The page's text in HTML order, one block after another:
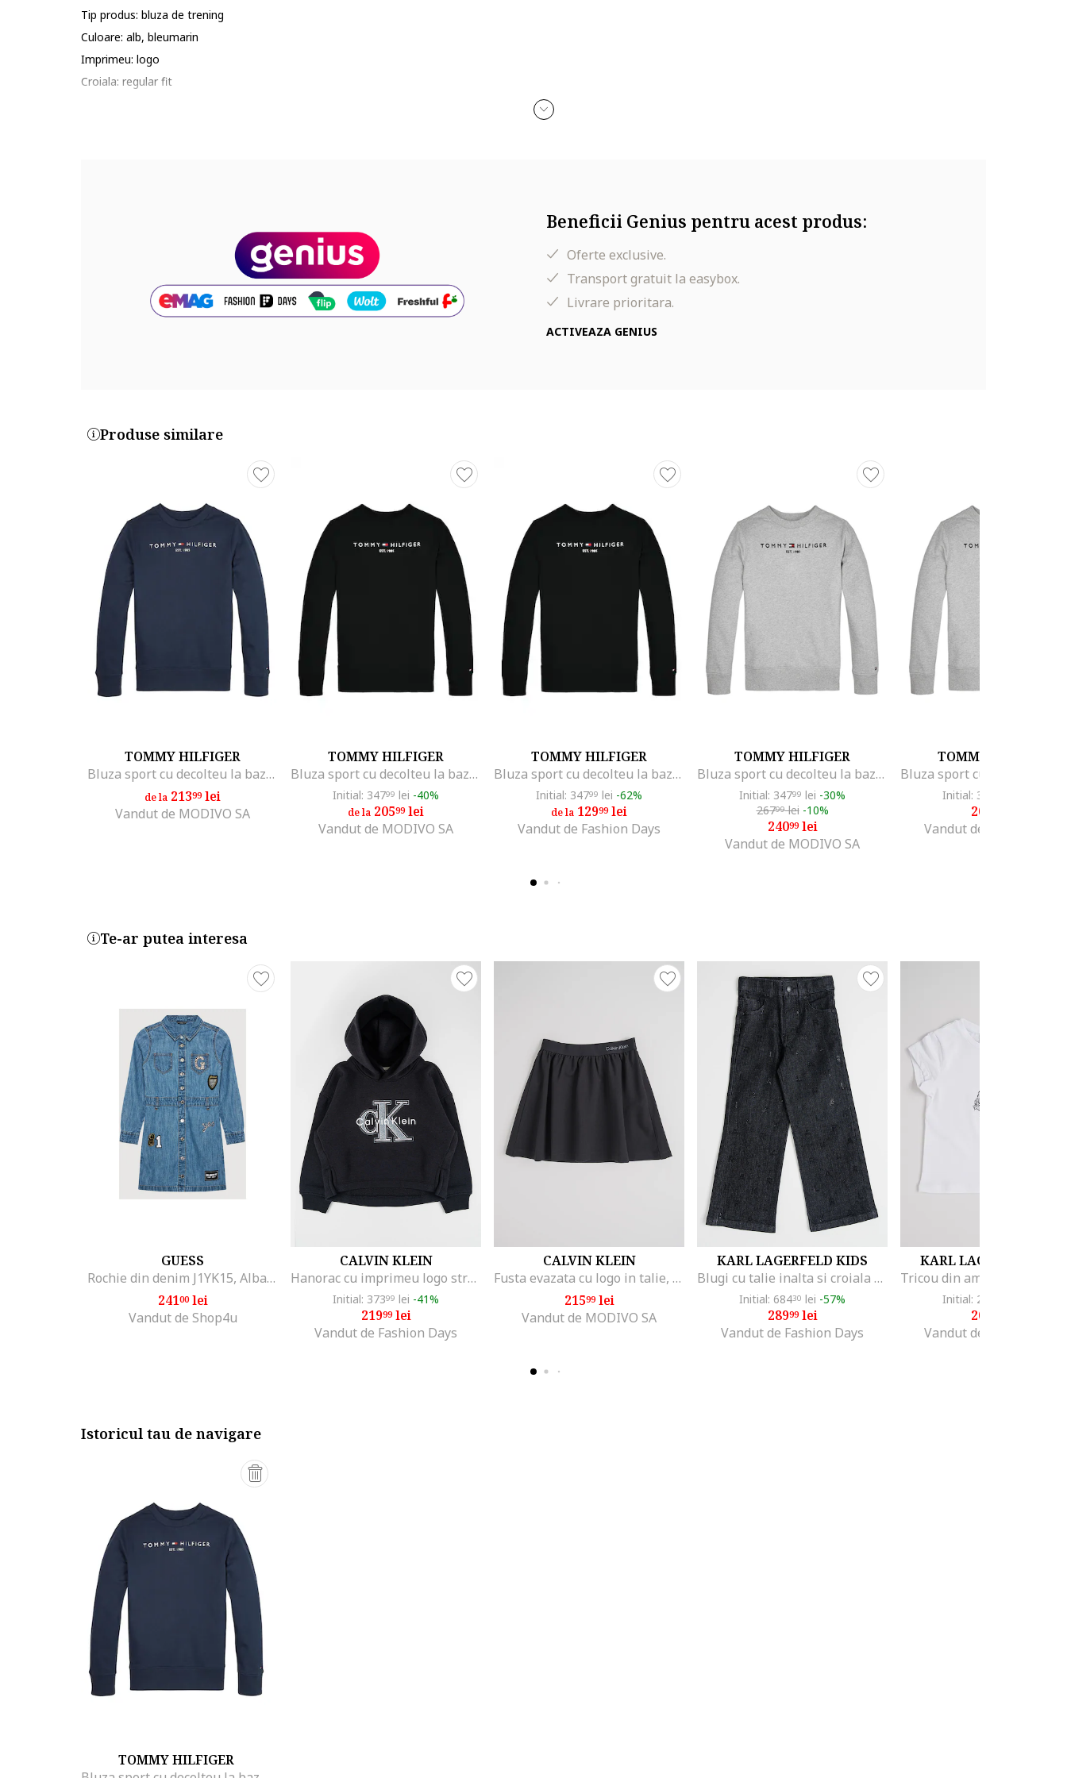
Tip produs: bluza de trening
Culoare: alb, bleumarin
Imprimeu: logo
Croiala: regular fit
KS0KS00212-C87
Beneficii Genius pentru acest produs:
Oferte exclusive.
Transport gratuit la easybox.
Livrare prioritara.
ACTIVEAZA GENIUS
Produse similare
TOMMY HILFIGER
Bluza sport cu decolteu la baza gatului, cu logo, Alb/Bleumarin
de la 21399lei
Vandut de MODIVO SA
TOMMY HILFIGER
Bluza sport cu decolteu la baza gatului, cu logo, Alb/Negru
Initial: 34799 lei -40%
de la 20599lei
Vandut de MODIVO SA
TOMMY HILFIGER
Bluza sport cu decolteu la baza gatului, cu logo, Alb/Negru
Initial: 34799 lei -62%
de la 12999lei
Vandut de Fashion Days
TOMMY HILFIGER
Bluza sport cu decolteu la baza gatului, cu logo, Gri melange
Initial: 34799 lei -30%
26799lei -10%
24099lei
Vandut de MODIVO SA
TOMMY HILFIGER
Initial: 347
209
Vandut de Fashion Days
Te-ar putea interesa
GUESS
Rochie din denim J1YK15, Albastru
24100lei
Vandut de Shop4u
CALVIN KLEIN
Hanorac cu imprimeu logo stralucitor, Negru
Initial: 37399 lei -41%
21999lei
Vandut de Fashion Days
CALVIN KLEIN
Fusta evazata cu logo in talie, Negru
21599lei
Vandut de MODIVO SA
KARL LAGERFELD KIDS
Blugi cu talie inalta si croiala ampla, Negru stins
Initial: 68430 lei -57%
28999lei
Vandut de Fashion Days
KARL LAGERFELD
Initial: 290
209
Vandut de Fashion Days
Istoricul tau de navigare
TOMMY HILFIGER